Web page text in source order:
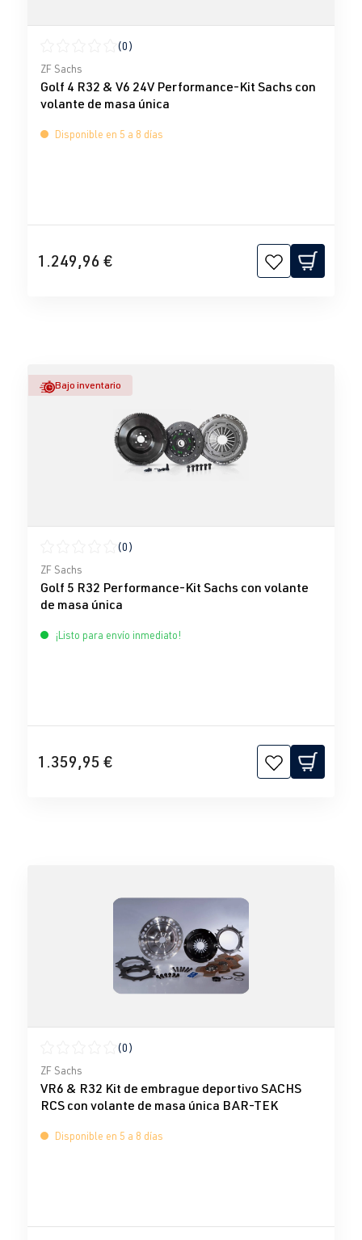
Calificación promedio de 0 de 5 estrellas
(0)
ZF Sachs
Golf 4 R32 & V6 24V Performance-Kit Sachs con
volante de masa única
Disponible en 5 a 8 días
1.249,96 €
Bajo inventario
Calificación promedio de 0 de 5 estrellas
(0)
ZF Sachs
Golf 5 R32 Performance-Kit Sachs con volante
de masa única
¡Listo para envío inmediato!
1.359,95 €
Calificación promedio de 0 de 5 estrellas
(0)
ZF Sachs
VR6 & R32 Kit de embrague deportivo SACHS
RCS con volante de masa única BAR-TEK
Disponible en 5 a 8 días